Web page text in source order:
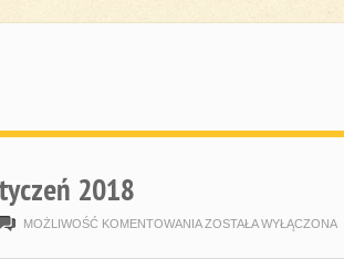
2018
MOŻLIWOŚĆ KOMENTOWANIA ZABAWA
ZOSTAŁA WYŁĄCZONA